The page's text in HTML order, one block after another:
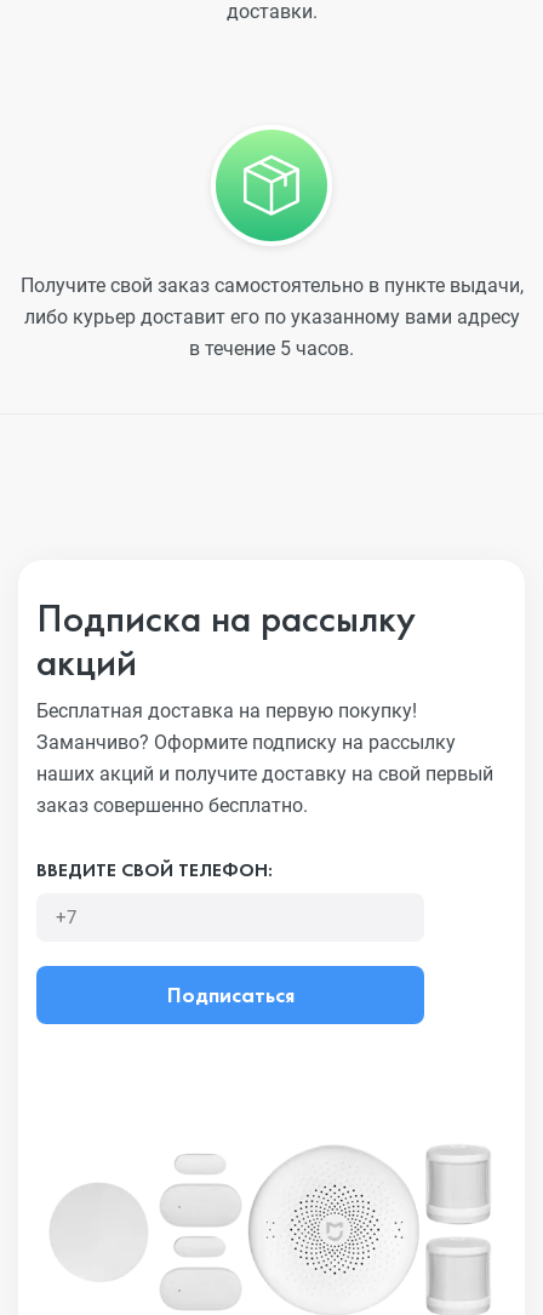
доставки.
Получите свой заказ самостоятельно в пункте выдачи,
либо курьер доставит его по указанному вами адресу
в течение 5 часов.
Подписка на рассылку
акций
Бесплатная доставка на первую покупку!
Заманчиво? Оформите подписку на рассылку
наших акций и получите доставку на свой первый
заказ совершенно бесплатно.
ВВЕДИТЕ СВОЙ ТЕЛЕФОН:
Подписаться